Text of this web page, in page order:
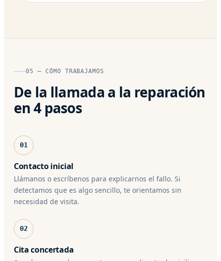
05 — CÓMO TRABAJAMOS
De la llamada a la reparación
en 4 pasos
01
Contacto inicial
Llámanos o escríbenos para explicarnos el fallo. Si
detectamos que es algo sencillo, te orientamos sin
necesidad de visita.
02
Cita concertada